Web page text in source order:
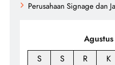
Perusahaan Signage dan
S
S R K